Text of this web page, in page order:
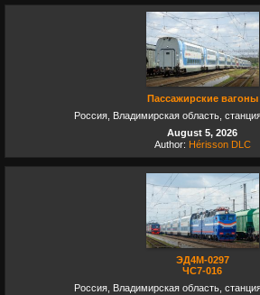
Пассажирские вагоны
Россия, Владимирская область,
August 5, 2026
Author: Hérisson DLC
ЭД4М-0297
ЧС7-016
Россия, Владимирская область,